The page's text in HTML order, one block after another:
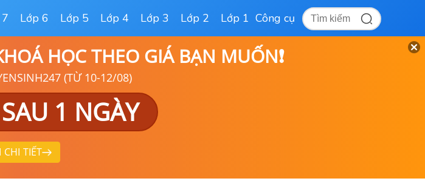
Lớp 6 Lớp 5 Lớp 4 Lớp 3 Lớp 2 Lớp 1 Công cụ
HỌC THEO GIÁ BẠN MUỐN❗
(TỪ 10-12/08)
1 NGÀY
CHI TIẾT